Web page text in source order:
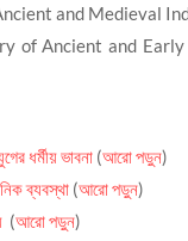
and Medieval
of Ancient and
ধর্মীয় ভাবনা (আরো পড়ুন)
ব্যবস্থা (আরো পড়ুন)
(আরো পড়ুন)